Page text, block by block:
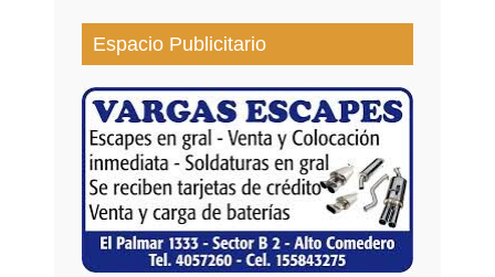
Espacio Publicitario